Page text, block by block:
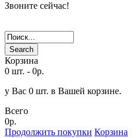
Звоните сейчас!
Search
Корзина
0 шт. - 0р.
у Вас 0 шт. в Вашей корзине.
Всего
0р.
Продолжить покупки Корзина